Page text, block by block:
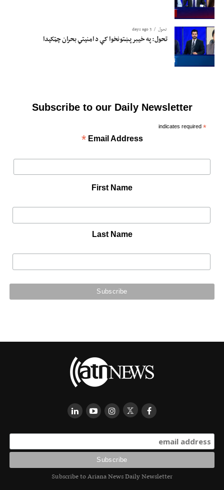
تحول 3 days ago
تحول: په خیبر پښتونخوا کې د امنیتي بحران چټکېدا
Subscribe to our Daily Newsletter
*
indicates required
Email Address
*
First Name
Last Name
Subscribe to Ariana News Daily Newsletter